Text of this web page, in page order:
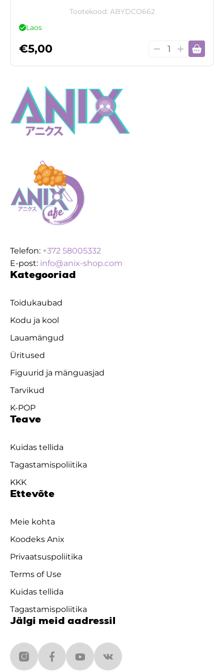
Tootekood: ABYDCO662
Laos
€5,00
Dr.
Telefon: +372 58005332
E-post: info@anix-shop.com
Kategooriad
Toidukaubad
Kodu ja kool
Lauamängud
Üritused
Figuurid ja mänguasjad
Tarvikud
K-POP
Teave
Kuidas tellida
Tagastamispoliitika
KKK
Ettevõte
Meie kohta
Koodeks Anix
Privaatsuspoliitika
Terms of Use
Kuidas tellida
Tagastamispoliitika
Jälgi meid aadressil